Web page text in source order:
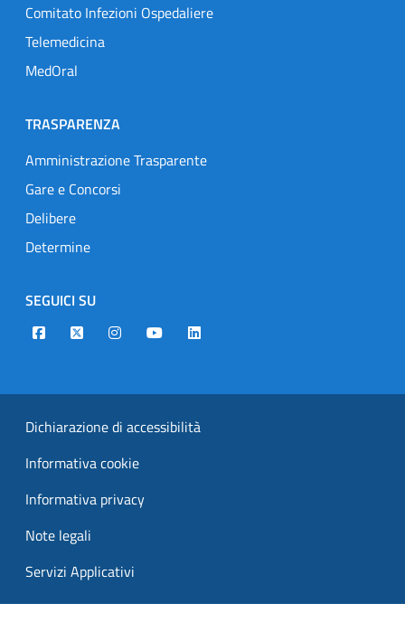
Comitato Infezioni Ospedaliere
Telemedicina
MedOral
TRASPARENZA
Amministrazione Trasparente
Gare e Concorsi
Delibere
Determine
SEGUICI SU
Designers Italia
TwitterInstagramYoutubeLinkedin
Dichiarazione di accessibilità
Informativa cookie
Informativa privacy
Note legali
Servizi Applicativi